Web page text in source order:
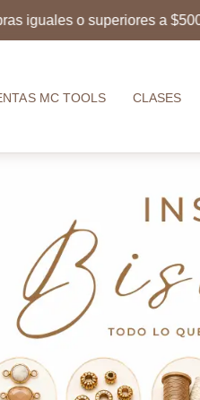
o superiores a $500.000
MC TOOLS CLASES